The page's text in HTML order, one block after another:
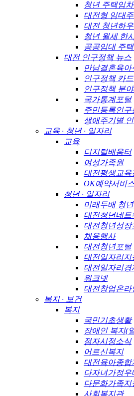
청년 주택임
대전형 임대
대전 청년하
청년 월세 한
공공임대 주
대전 인구정책 뉴스
만남결혼육
인구정책 카
인구정책 분
국가통계포털
주민등록인구
생애주기별
교육 · 청년 · 일자리
교육
디지털배움터
여성가족원
대전평생교육
OK예약서비
청년 · 일자리
미래두배 청
대전청년네트
대전청년성장
채용행사
대전청년포털
대전일자리지
대전일자리경
워크넷
대전창업온라
복지 · 보건
복지
국민기초생활
장애인 복지(
점자시정소식
어르신복지
대전육아종합
다자녀가정우
다문화가족지
사회복지관